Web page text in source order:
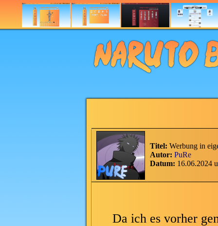
Titel: Werbung in
Autor: PuRe
Datum: 16.06.2024
Da ich es vorher